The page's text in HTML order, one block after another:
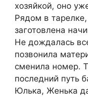
хозяйкой, оно
Рядом в
заготовлена
Не дождалась
позвонила
сменила номер.
последний путь
Юлька, Женька